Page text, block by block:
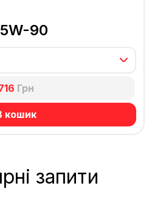
90
Грн
кошик
запити